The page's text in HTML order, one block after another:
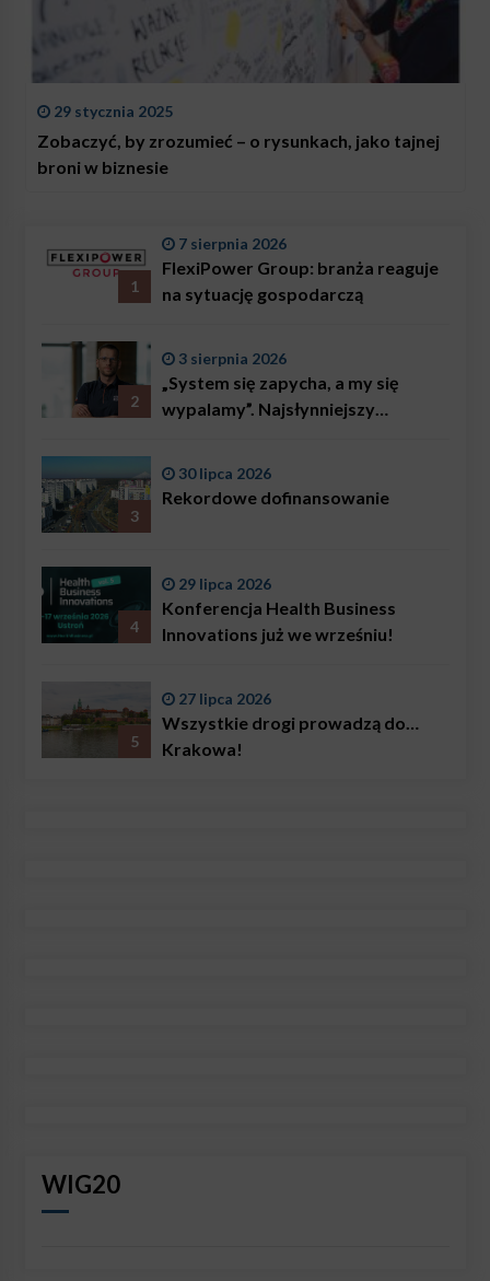
29 stycznia 2025
Zobaczyć, by zrozumieć – o rysunkach, jako tajnej
broni w biznesie
1
7 sierpnia 2026
FlexiPower Group: branża reaguje
na sytuację gospodarczą
2
3 sierpnia 2026
„System się zapycha, a my się
wypalamy”. Najsłynniejszy
problemem są nie tylko choroby
3
30 lipca 2026
Rekordowe dofinansowanie
4
29 lipca 2026
Konferencja Health Business
Innovations już we wrześniu!
5
27 lipca 2026
Wszystkie drogi prowadzą do…
Krakowa!
WIG20